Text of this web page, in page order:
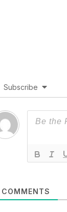
Subscribe
COMMENTS